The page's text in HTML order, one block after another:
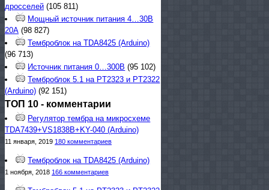
дросселей (105 811)
Мощный источник питания 4…30В
20А (98 827)
Темброблок на TDA8425 (Arduino)
(96 713)
Источник питания 0…300В (95 102)
Темброблок 5.1 на PT2323 и PT2322
(Arduino) (92 151)
ТОП 10 - комментарии
Регулятор тембра на микросхеме
TDA7439+VS1838B+KY-040 (Arduino)
11 января, 2019 180 комментариев
Темброблок на TDA8425 (Arduino)
1 ноября, 2018 166 комментариев